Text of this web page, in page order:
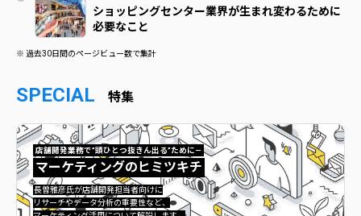
ショッピングセンター業界が生まれ変わるために
必要なこと
※ 過去30日間のページビュー数で集計
SPECIAL 特集
店舗開発業務で”頭ひとつ抜きん出る”ために—
マーケティングのヒミツキチ
長曽雅彦氏が店舗開発担当者向けに
リサーチやデータ分析の重要性など、
マーケティングのヒミツキチ">